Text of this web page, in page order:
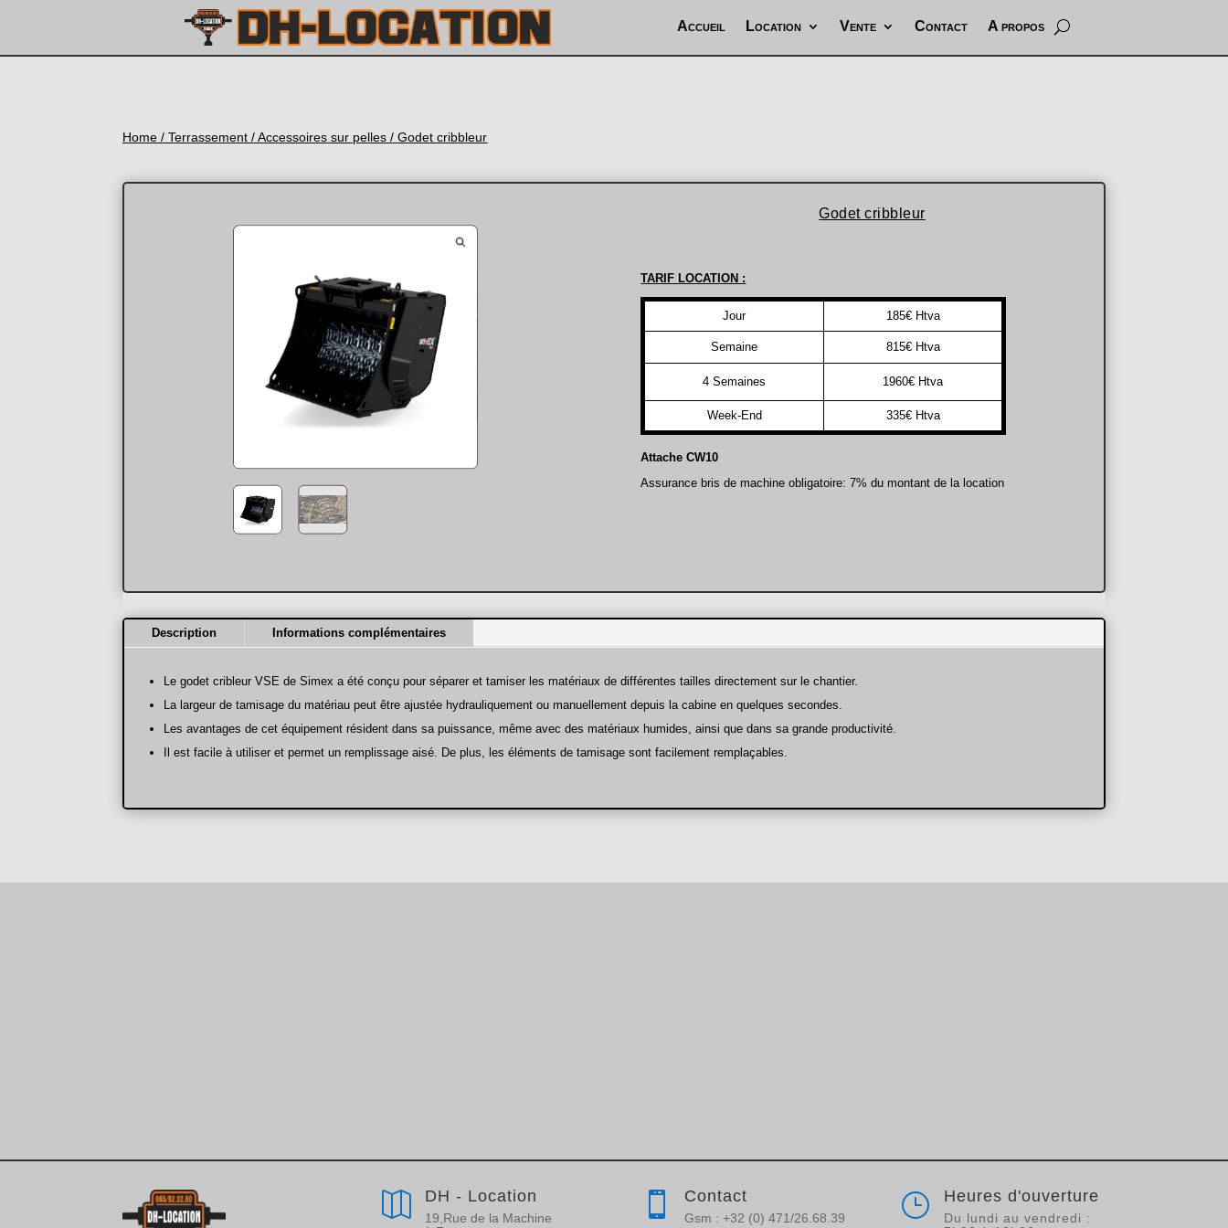
Accueil Location Vente Contact A propos
Home /Terrassement /Accessoires sur pelles / Godet cribbleur
Godet cribbleur
TARIF LOCATION :
Jour 185€ Htva
Semaine 815€ Htva
4 Semaines 1960€ Htva
Week-End 335€ Htva
Attache CW10
Assurance bris de machine obligatoire: 7% du montant de la location
Description Informations complémentaires
Le godet cribleur VSE de Simex a été conçu pour séparer et tamiser les matériaux de différentes tailles directement sur le chantier.
La largeur de tamisage du matériau peut être ajustée hydrauliquement ou manuellement depuis la cabine en quelques secondes.
Les avantages de cet équipement résident dans sa puissance, même avec des matériaux humides, ainsi que dans sa grande productivité.
Il est facile à utiliser et permet un remplissage aisé. De plus, les éléments de tamisage sont facilement remplaçables.
 DH - Location
19,Rue de la Machine
 Contact
Gsm : +32 (0) 471/26.68.39 } Heures d'ouverture
Du lundi au vendredi :